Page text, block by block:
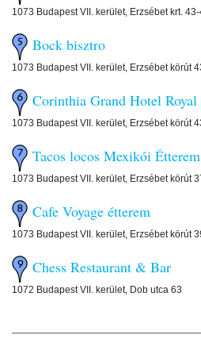
1073 Budapest VII. kerület, Erzsébet krt.
Bock bisztro
1073 Budapest VII. kerület, Erzsébet körút
Corinthia Grand Hotel Royal
1073 Budapest VII. kerület, Erzsébet körút
Tacos locos Mexikói Étterem
1073 Budapest VII. kerület, Erzsébet körút
Cafe Voyage étterem
1073 Budapest VII. kerület, Erzsébet körút
Chess Restaurant & Bar
1072 Budapest VII. kerület, Dob utca 63